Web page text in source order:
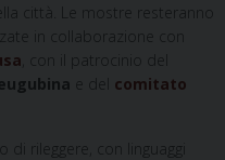
città. Le mostre resteranno
in collaborazione con
, con il patrocinio del
e del comitato
di rileggere, con linguaggi